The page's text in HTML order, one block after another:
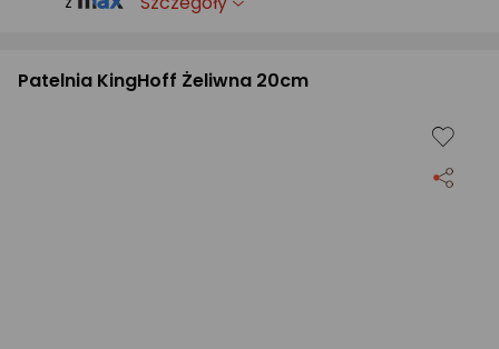
Patelnia KingHoff Żeliwna 20cm